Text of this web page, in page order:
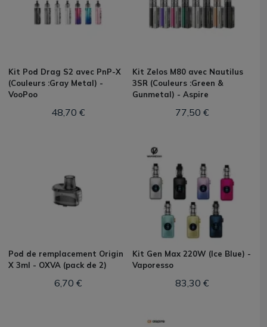
Kit Pod Drag S2 avec PnP-X
(Couleurs :Gray Metal) -
VooPoo
48,70 €
Kit Zelos M80 avec Nautilus
3SR (Couleurs :Green &
Gunmetal) - Aspire
77,50 €
Pod de remplacement Origin
X 3ml - OXVA (pack de 2)
6,70 €
Kit Gen Max 220W (Ice Blue) -
Vaporesso
83,30 €